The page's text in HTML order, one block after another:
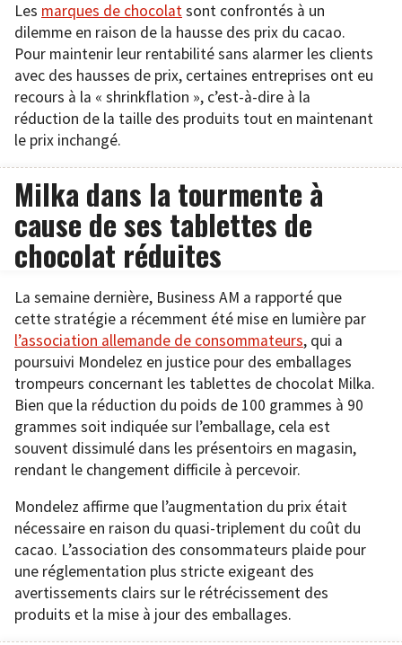
Les marques de chocolatsont confrontés à un
dilemme en raison de la hausse des prix du cacao.
Pour maintenir leur rentabilité sans alarmer les clients
avec des hausses de prix, certaines entreprises ont eu
recours à la « shrinkflation », c’est-à-dire à la
réduction de la taille des produits tout en maintenant
le prix inchangé.
Milka dans la tourmente à
cause de ses tablettes de
chocolat réduites
La semaine dernière, Business AM a rapporté que
cette stratégie a récemment été mise en lumière par
l’association allemande de consommateurs, qui a
poursuivi Mondelez en justice pour des emballages
trompeurs concernant les tablettes de chocolat Milka.
Bien que la réduction du poids de 100 grammes à 90
grammes soit indiquée sur l’emballage, cela est
souvent dissimulé dans les présentoirs en magasin,
rendant le changement difficile à percevoir.
Mondelez affirme que l’augmentation du prix était
nécessaire en raison du quasi-triplement du coût du
cacao. L’association des consommateurs plaide pour
une réglementation plus stricte exigeant des
avertissements clairs sur le rétrécissement des
produits et la mise à jour des emballages.